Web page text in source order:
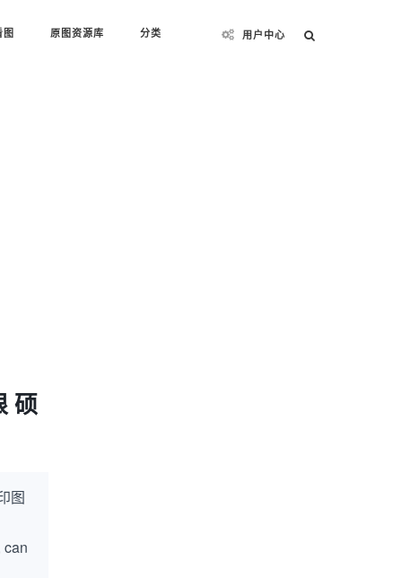
用户中心
图 原图资源库 分类
硕
图
can